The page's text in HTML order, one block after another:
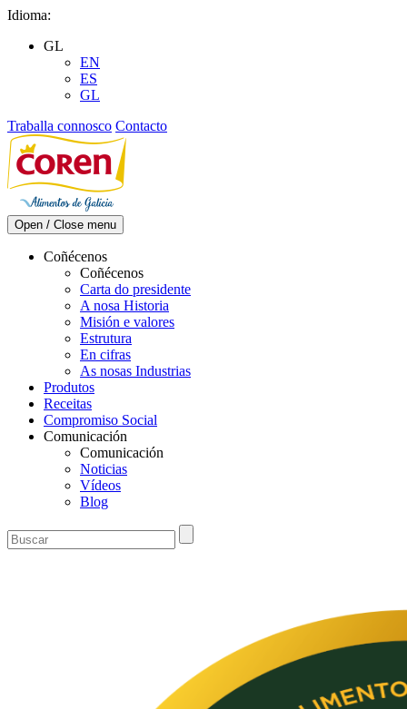
Skip
content
Idioma:
GL
EN
ES
GL
Traballa connosco Contacto
Open / Close menu
Coñécenos
Coñécenos
Carta do presidente
A nosa Historia
Misión e valores
Estrutura
En cifras
As nosas Industrias
Produtos
Receitas
Compromiso Social
Comunicación
Comunicación
Noticias
Vídeos
Blog